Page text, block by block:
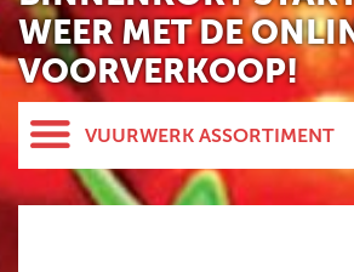
WEER MET DE
VOORVERKOOP!
VUURWERK ASSORTIMENT
HELE ASSORTIMENT